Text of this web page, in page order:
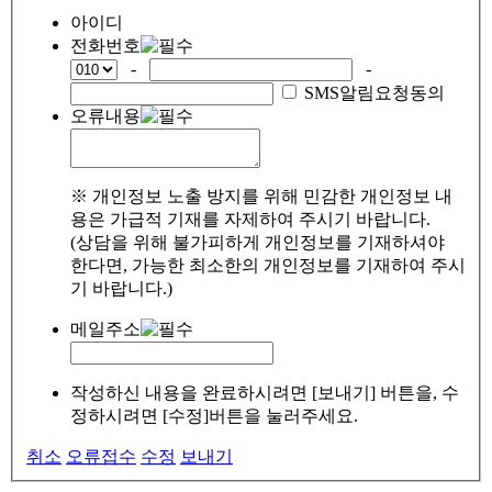
아이디
전화번호
-
-
SMS알림요청동의
오류내용
※ 개인정보 노출 방지를 위해 민감한 개인정보 내
용은 가급적 기재를 자제하여 주시기 바랍니다.
(상담을 위해 불가피하게 개인정보를 기재하셔야
한다면, 가능한 최소한의 개인정보를 기재하여 주시
기 바랍니다.)
메일주소
작성하신 내용을 완료하시려면 [보내기] 버튼을, 수
정하시려면 [수정]버튼을 눌러주세요.
취소 오류접수 수정 보내기